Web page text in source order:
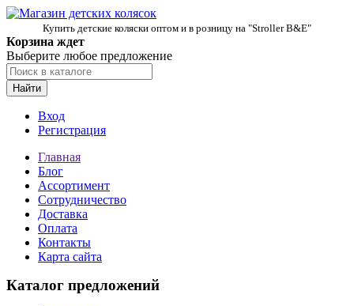
Купить детские коляски оптом и в розницу на "Stroller B&E"
Корзина ждет
Выберите любое предложение
Найти
Вход
Регистрация
Главная
Блог
Ассортимент
Сотрудничество
Доставка
Оплата
Контакты
Карта сайта
Каталог предложений